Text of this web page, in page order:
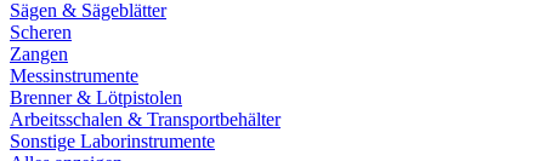
Sägen & Sägeblätter
Scheren
Zangen
Messinstrumente
Brenner & Lötpistolen
Arbeitsschalen & Transportbehälter
Sonstige Laborinstrumente